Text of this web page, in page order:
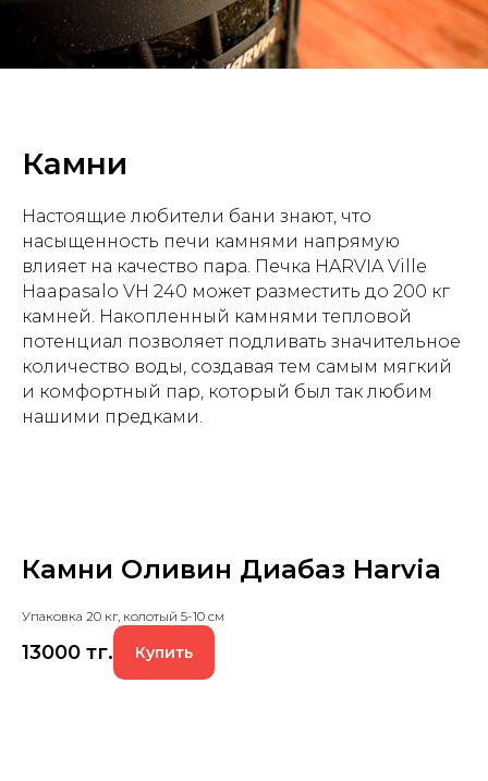
Камни
Настоящие любители бани знают, что
насыщенность печи камнями напрямую
влияет на качество пара. Печка HARVIA Ville
Haapasalo VH 240 может разместить до 200 кг
камней. Накопленный камнями тепловой
потенциал позволяет подливать значительное
количество воды, создавая тем самым мягкий
и комфортный пар, который был так любим
нашими предками.
Камни Оливин Диабаз Harvia
Упаковка 20 кг, колотый 5-10 см
13000 тг. Купить